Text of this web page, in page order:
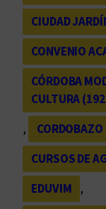
CIUDAD
CONVENIO
CÓRDOBA
CULTURA
,
CORDOBAZO
CURSOS DE
EDUVIM
,